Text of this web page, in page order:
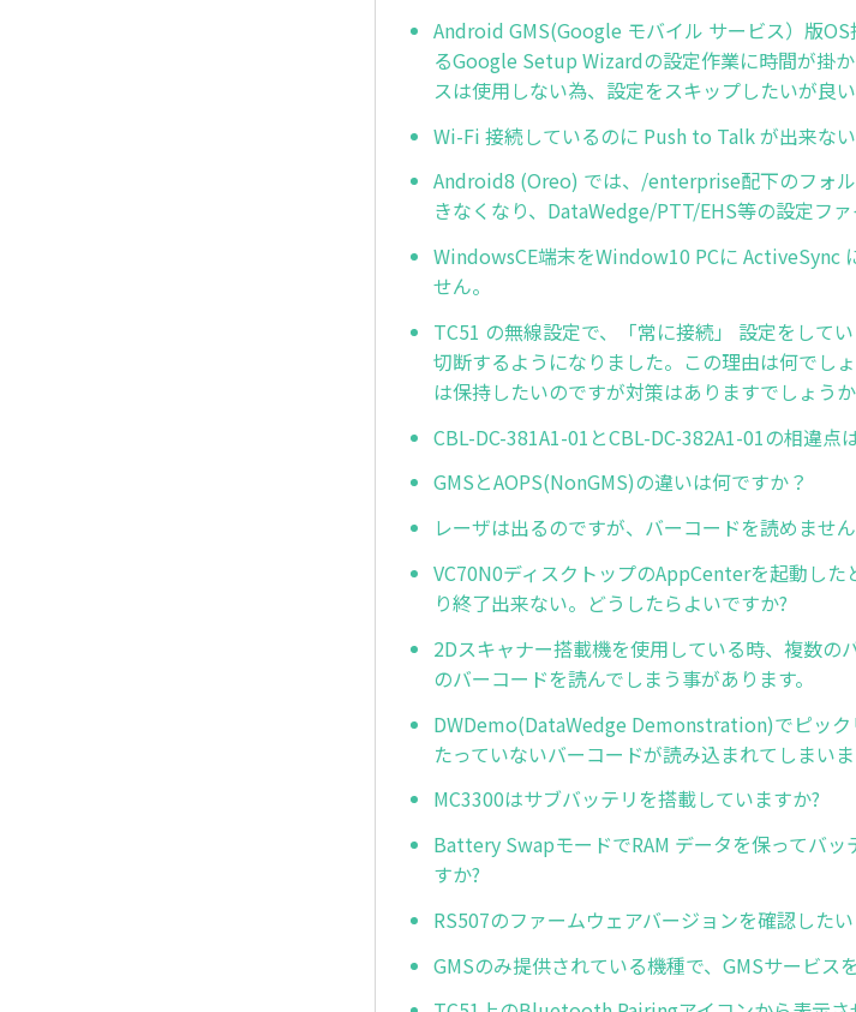
Android GMS(Google モバイル サービス）版
るGoogle Setup Wizardの設定作業に時間が掛
スは使用しない為、設定をスキップしたいが良
Wi-Fi 接続しているのに Push to Talk が出来ない
Android8 (Oreo) では、/enterprise配下のフォ
きなくなり、DataWedge/PTT/EHS等の設定フ
WindowsCE端末をWindow10 PCに ActiveSync
せん。
TC51 の無線設定で、「常に接続」 設定をして
切断するようになりました。この理由は何でし
は保持したいのですが対策はありますでしょう
CBL-DC-381A1-01とCBL-DC-382A1-01の相違点
GMSとAOPS(NonGMS)の違いは何ですか？
レーザは出るのですが、バーコードを読めません
VC70N0ディスクトップのAppCenterを起動し
り終了出来ない。どうしたらよいですか?
2Dスキャナー搭載機を使用している時、複数
のバーコードを読んでしまう事があります。
DWDemo(DataWedge Demonstration)でピッ
たっていないバーコードが読み込まれてしまいま
MC3300はサブバッテリを搭載していますか?
Battery SwapモードでRAM データを保ってバ
すか?
RS507のファームウェアバージョンを確認したい
GMSのみ提供されている機種で、GMSサービス